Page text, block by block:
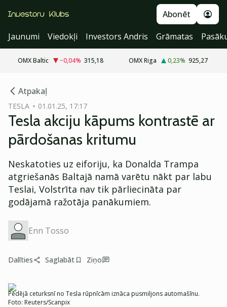
Abonēt
Jaunumi
Viedokļi Investors Andris Grāmatas
OMX Baltic −0,04% 315,18 OMX Riga 0,23% 925,27
Atpakaļ
TESLA 01.01.25, 17:17
Tesla akciju kāpums kontrastē ar
pārdošanas kritumu
Neskatoties uz eiforiju, ka Donalda Trampa
atgriešanās Baltajā namā varētu nākt par labu
Teslai, Volstrīta nav tik pārliecināta par
godājamā ražotāja panākumiem.
Enn Tosso
Dalīties Saglabāt Ziņo
Pēdējā ceturksnī no Tesla rūpnīcām iznāca pusmiljons automašīnu.
Foto: Reuters/Scanpix